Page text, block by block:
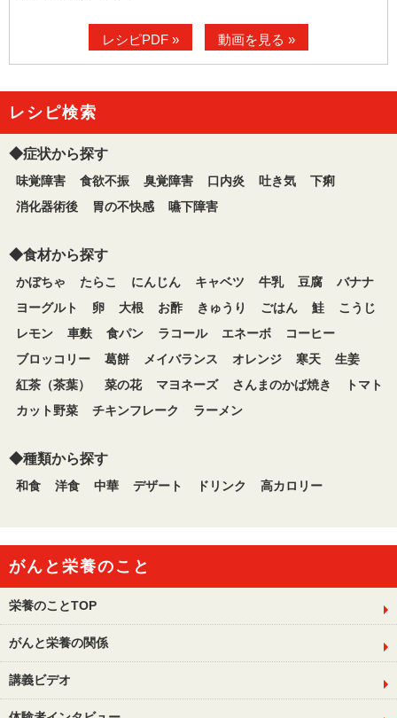
レシピPDF » 動画を見る »
レシピ検索
◆症状から探す
味覚障害 食欲不振 臭覚障害 口内炎 吐き気
下痢
消化器術後
胃の不快感 嚥下障害
◆食材から探す
かぼちゃ たらこ にんじん キャベツ 牛乳 豆腐
バナナ
ヨーグルト
卵 大根 お酢 きゅうり ごはん 鮭
こうじ
レモン
車麩 食パン ラコール エネーボ
コーヒー
ブロッコリー
葛餅 メイバランス オレンジ 寒天
生姜
紅茶（茶葉）
菜の花 マヨネーズ さんまのかば焼き
トマト
カット野菜
チキンフレーク ラーメン
◆種類から探す
和食 洋食 中華 デザート ドリンク 高カロリー
がんと栄養のこと
栄養のことTOP
がんと栄養の関係
講義ビデオ